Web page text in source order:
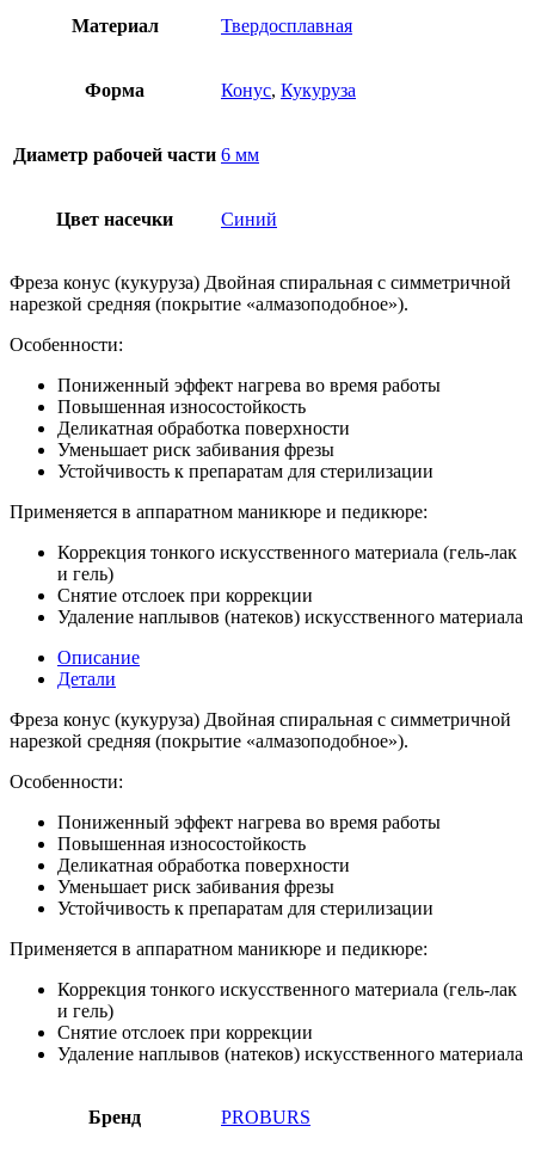
Материал Твердосплавная
Форма Конус, Кукуруза
Диаметр рабочей части 6 мм
Цвет насечки Синий
Фреза конус (кукуруза) Двойная спиральная с симметричной
нарезкой средняя (покрытие «алмазоподобное»).
Особенности:
Пониженный эффект нагрева во время работы
Повышенная износостойкость
Деликатная обработка поверхности
Уменьшает риск забивания фрезы
Устойчивость к препаратам для стерилизации
Применяется в аппаратном маникюре и педикюре:
Коррекция тонкого искусственного материала (гель-лак
и гель)
Снятие отслоек при коррекции
Удаление наплывов (натеков) искусственного материала
Описание
Детали
Фреза конус (кукуруза) Двойная спиральная с симметричной
нарезкой средняя (покрытие «алмазоподобное»).
Особенности:
Пониженный эффект нагрева во время работы
Повышенная износостойкость
Деликатная обработка поверхности
Уменьшает риск забивания фрезы
Устойчивость к препаратам для стерилизации
Применяется в аппаратном маникюре и педикюре:
Коррекция тонкого искусственного материала (гель-лак
и гель)
Снятие отслоек при коррекции
Удаление наплывов (натеков) искусственного материала
Бренд PROBURS